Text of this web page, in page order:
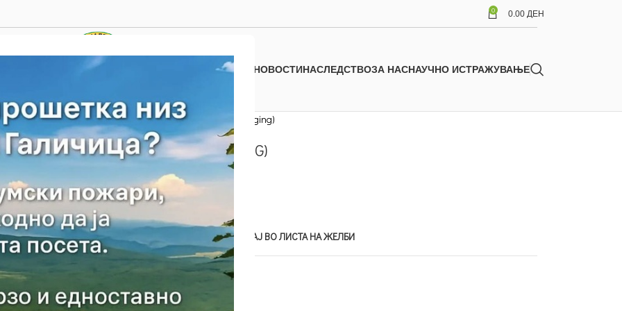
0 0.00 ДЕН
НОВОСТИНАСЛЕДСТВОЗА НАСНАУЧНО ИСТРАЖУВАЊЕ
Дома Магнети Магнети (Climging)
МАГНЕТИ (CLIMGING)
100.00ден
ДОДАЈ ВО ЛИСТА НА ЖЕЛБИ
КатегоријаМагнети